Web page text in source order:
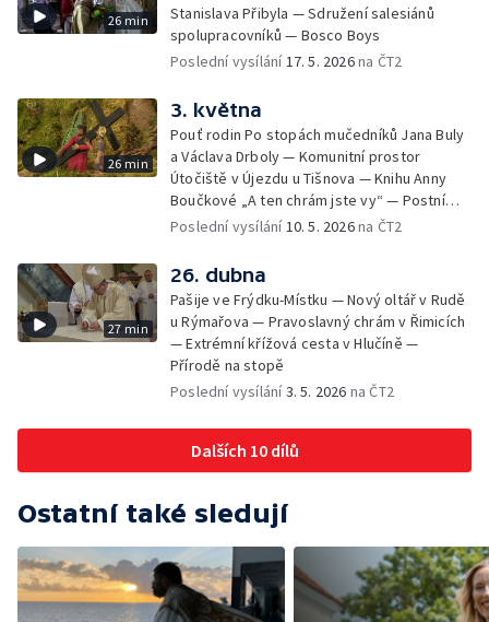
26 min
Stanislava Přibyla — Sdružení salesiánů
spolupracovníků — Bosco Boys
Poslední vysílání17. 5. 2026na ČT2
26 min
3. května
Pouť rodin Po stopách mučedníků Jana Buly
a Václava Drboly — Komunitní prostor
Útočiště v Újezdu u Tišnova — Knihu Anny
Boučkové „A ten chrám jste vy“ — Postní
betlém v kostele sv. Jakuba Většího v
Poslední vysílání10. 5. 2026na ČT2
27 min
26. dubna
Pašije ve Frýdku-Místku — Nový oltář v Rudě
u Rýmařova — Pravoslavný chrám v Řimicích
— Extrémní křížová cesta v Hlučíně —
Přírodě na stopě
Poslední vysílání3. 5. 2026 na ČT2
Dalších 10 dílů
Ostatní také sledují